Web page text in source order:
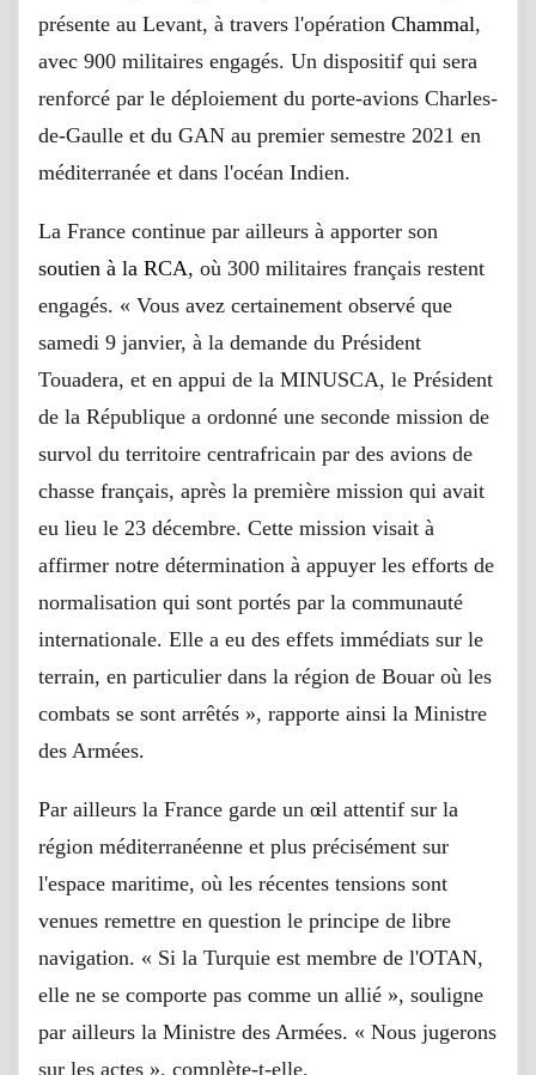
présente au Levant, à travers l'opération Chammal,
avec 900 militaires engagés. Un dispositif qui sera
renforcé par le déploiement du porte-avions Charles-
de-Gaulle et du GAN au premier semestre 2021 en
méditerranée et dans l'océan Indien.
La France continue par ailleurs à apporter son
soutien à la RCA, où 300 militaires français restent
engagés. « Vous avez certainement observé que
samedi 9 janvier, à la demande du Président
Touadera, et en appui de la MINUSCA, le Président
de la République a ordonné une seconde mission de
survol du territoire centrafricain par des avions de
chasse français, après la première mission qui avait
eu lieu le 23 décembre. Cette mission visait à
affirmer notre détermination à appuyer les efforts de
normalisation qui sont portés par la communauté
internationale. Elle a eu des effets immédiats sur le
terrain, en particulier dans la région de Bouar où les
combats se sont arrêtés », rapporte ainsi la Ministre
des Armées.
Par ailleurs la France garde un œil attentif sur la
région méditerranéenne et plus précisément sur
l'espace maritime, où les récentes tensions sont
venues remettre en question le principe de libre
navigation. « Si la Turquie est membre de l'OTAN,
elle ne se comporte pas comme un allié », souligne
par ailleurs la Ministre des Armées. « Nous jugerons
sur les actes », complète-t-elle.